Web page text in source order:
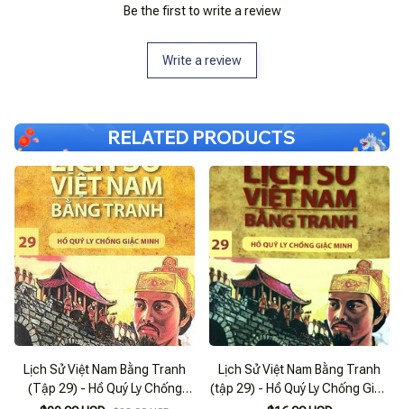
Be the first to write a review
Write a review
RELATED PRODUCTS
Lịch Sử Việt Nam Bằng Tranh
(Tập 29) - Hồ Quý Ly Chống
Lịch Sử Việt Nam Bằng Tranh
(tập 29) - Hồ Quý Ly Chống Giặc